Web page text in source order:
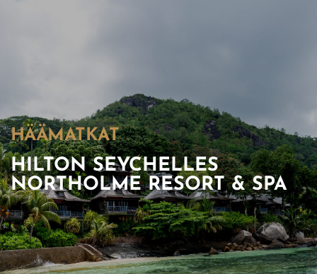
HÄÄMATKAT
HILTON SEYCHELLES
NORTHOLME RESORT & SPA